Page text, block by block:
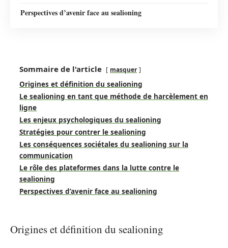
Perspectives d’avenir face au sealioning
Sommaire de l'article masquer
Origines et définition du sealioning
Le sealioning en tant que méthode de harcèlement en
ligne
Les enjeux psychologiques du sealioning
Stratégies pour contrer le sealioning
Les conséquences sociétales du sealioning sur la
communication
Le rôle des plateformes dans la lutte contre le
sealioning
Perspectives d’avenir face au sealioning
Origines et définition du sealioning